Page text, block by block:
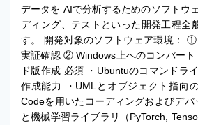
データを AIで分析するためのソフトウ
ディング、テストといった開発工程全
す。 開発対象のソフトウェア環境： ①
実証確認 ② Windows上へのコンバー
ド版作成 必須 ・Ubuntuのコマンドラ
作成能力 ・UMLとオブジェクト指向
Codeを用いたコーディングおよびデ
と機械学習ライブラリ（PyTorch,